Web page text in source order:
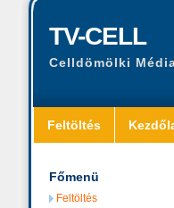
TV-CELL
Celldömölki
Feltöltés
Főmenü
Feltöltés